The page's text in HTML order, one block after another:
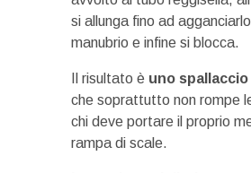
si allunga fino ad
manubrio e infine si blocca.
Il risultato è uno
che soprattutto non rompe
chi deve portare il proprio
rampa di scale.